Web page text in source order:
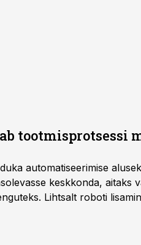
tootmisprotsessi
automatiseerimise
keskkonda, aitaks
Lihtsalt roboti